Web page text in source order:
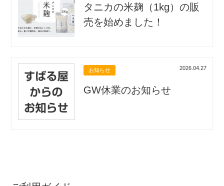
タニカの米麹（1kg）の販
売を始めました！
お知らせ 2026.04.27
GW休業のお知らせ